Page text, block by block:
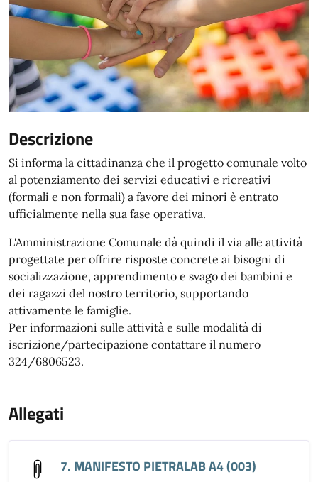
Descrizione
Si informa la cittadinanza che il progetto comunale volto
al potenziamento dei servizi educativi e ricreativi
(formali e non formali) a favore dei minori è entrato
ufficialmente nella sua fase operativa.
L'Amministrazione Comunale dà quindi il via alle attività
progettate per offrire risposte concrete ai bisogni di
socializzazione, apprendimento e svago dei bambini e
dei ragazzi del nostro territorio, supportando
attivamente le famiglie.
Per informazioni sulle attività e sulle modalità di
iscrizione/partecipazione contattare il numero
324/6806523.
Allegati
7. MANIFESTO PIETRALAB A4 (003)